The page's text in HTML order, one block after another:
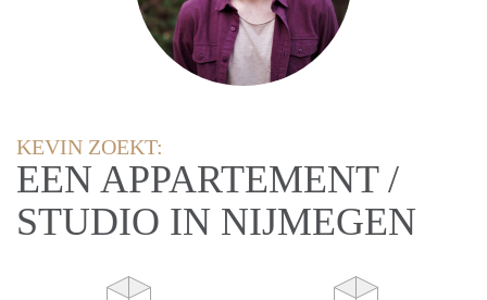
KEVIN ZOEKT:
EEN APPARTEMENT /
STUDIO IN NIJMEGEN